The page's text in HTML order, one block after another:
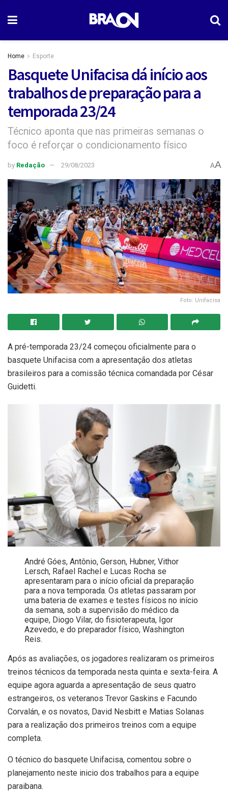
Home Esporte
Basquete Unifacisa dá início aos
trabalhos de preparação para a
temporada 23/24
Técnico aponta que nas primeiras semanas o
foco é reforçar o condicionamento físico
by Redação 29/08/2023 AA
Foto: Unifacisa
A pré-temporada 23/24 começou oficialmente para o
basquete Unifacisa com a apresentação dos atletas
brasileiros para a comissão técnica comandada por César
Guidetti.
André Góes, Antônio, Gerson, Hubner, Vithor
Lersch, Rafael Rachel e Lucas Rocha se
apresentaram para o início oficial da preparação
para a nova temporada. Os atletas passaram por
uma bateria de exames e testes físicos no início
da semana, sob a supervisão do médico da
equipe, Diogo Vilar, do fisioterapeuta, Igor
Azevedo, e do preparador físico, Washington
Reis.
Após as avaliações, os jogadores realizaram os primeiros
treinos técnicos da temporada nesta quinta e sexta-feira. A
equipe agora aguarda a apresentação de seus quatro
estrangeiros, os veteranos Trevor Gaskins e Facundo
Corvalán, e os novatos, David Nesbitt e Matias Solanas
para a realização dos primeiros treinos com a equipe
completa.
O técnico do basquete Unifacisa, comentou sobre o
planejamento neste inicio dos trabalhos para a equipe
paraibana.